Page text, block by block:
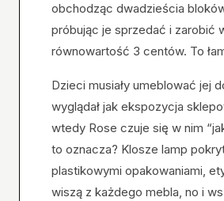
obchodząc dwadzieścia
próbując je sprzedać i zarobić
równowartość 3 centów. To
Dzieci musiały umeblować jej
wyglądał jak ekspozycja
wtedy Rose czuje się w nim
to oznacza? Klosze lamp
plastikowymi opakowaniami,
wiszą z każdego mebla, no i